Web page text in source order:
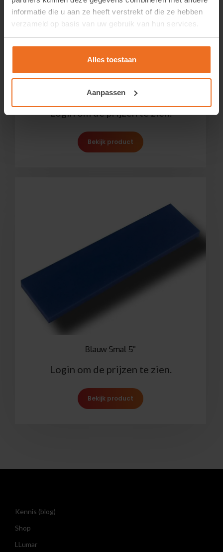
informatie die u aan ze heeft verstrekt of die ze hebben
verzameld op basis van uw gebruik van hun services.
Alles toestaan
Aanpassen
Olfa Silver 2 Auto-Lock
Login om de prijzen te zien.
Bekijk product
Blauw Smal 5″
Login om de prijzen te zien.
Bekijk product
Kennis (blog)
Shop
LLumar